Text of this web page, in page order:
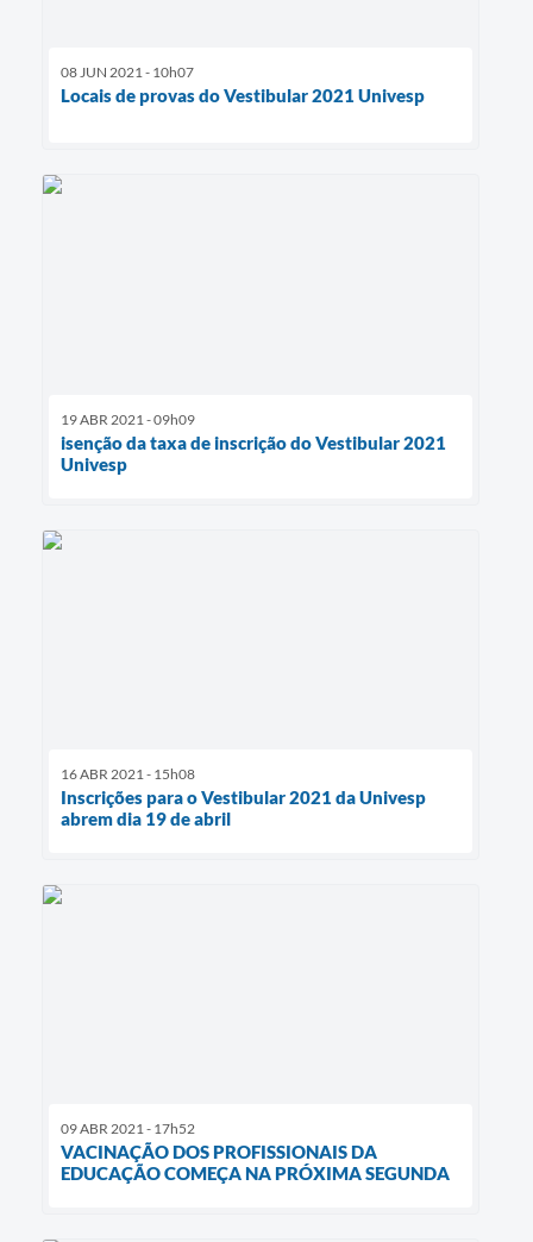
08 JUN 2021 - 10h07
Locais de provas do Vestibular 2021 Univesp
19 ABR 2021 - 09h09
isenção da taxa de inscrição do Vestibular 2021
Univesp
16 ABR 2021 - 15h08
Inscrições para o Vestibular 2021 da Univesp
abrem dia 19 de abril
09 ABR 2021 - 17h52
VACINAÇÃO DOS PROFISSIONAIS DA
EDUCAÇÃO COMEÇA NA PRÓXIMA SEGUNDA